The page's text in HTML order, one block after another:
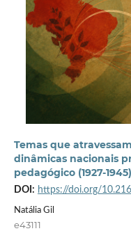
Temas que
dinâmicas nacionais
pedagógico (1927-1945)
DOI: https://doi.org/
Natália Gil
e43111